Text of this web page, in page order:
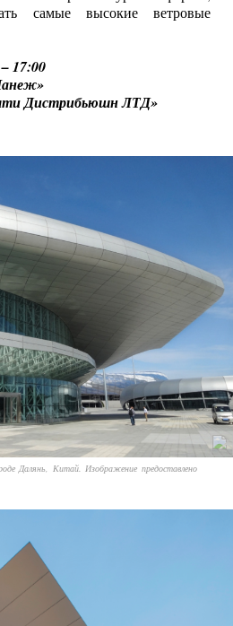
самые высокие ветровые
17:00
Дистрибьюшн ЛТД»
Далянь, Китай. Изображение предоставлено